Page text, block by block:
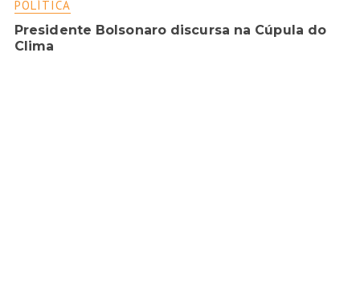
POLÍTICA
Presidente Bolsonaro discursa na Cúpula do
Clima